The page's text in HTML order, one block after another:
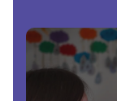
Les
lumière